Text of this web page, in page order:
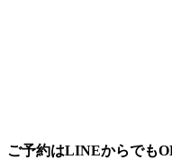
ご予約はLINEからでも